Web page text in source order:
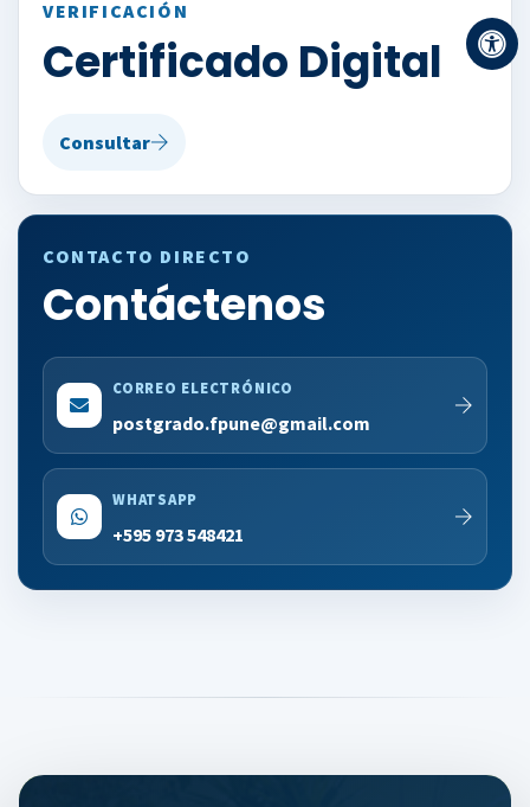
VERIFICACIÓN
Certificado Digital
Consultar
CONTACTO DIRECTO
Contáctenos
CORREO ELECTRÓNICO
postgrado.fpune@gmail.com
WHATSAPP
+595 973 548421